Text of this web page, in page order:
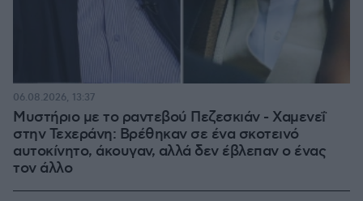
Μυστήριο με το ραντεβού Πεζεσκιάν - Χαμενεΐ
στην Τεχεράνη: Βρέθηκαν σε ένα σκοτεινό
αυτοκίνητο, άκουγαν, αλλά δεν έβλεπαν ο ένας
τον άλλο
06.08.2026, 13:37